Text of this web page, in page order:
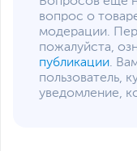
вопрос о
модерации.
пожалуйста,
публикации.
пользователь,
уведомление,